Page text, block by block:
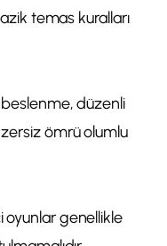
temas kuralları
beslenme, düzenli
ömrü olumlu
oyunlar genellikle